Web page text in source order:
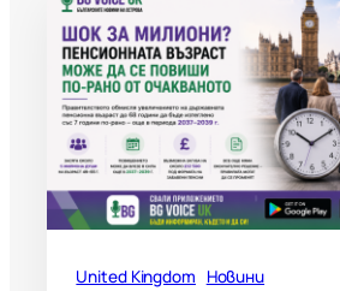
United Kingdom Новини